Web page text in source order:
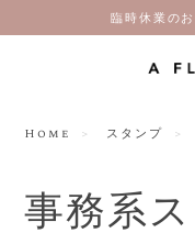
臨時休業の
Home スタンプ
事務系